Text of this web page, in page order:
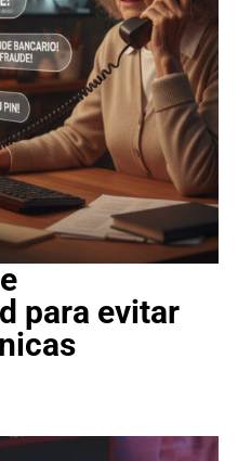
para evitar